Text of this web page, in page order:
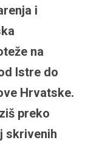
i
na
Istre do
Hrvatske.
preko
skrivenih